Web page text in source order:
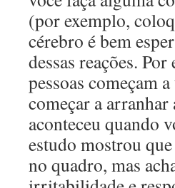
(por exemplo,
cérebro é bem
dessas reações.
pessoas começam
começar a
aconteceu quando
estudo mostrou
no quadro, mas